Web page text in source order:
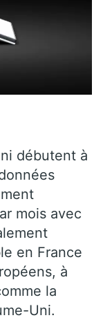
débutent à
mois avec
en France
à
la
Uni.